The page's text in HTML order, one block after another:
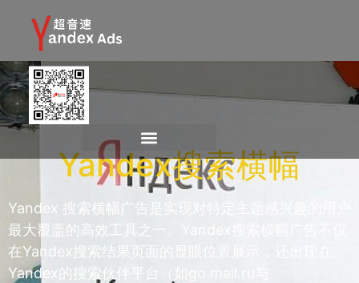
Yandex搜索横幅
Yandex 搜索横幅广告是实现对特定主题感兴趣的用户
最大覆盖的高效工具之一。Yandex搜索横幅广告不仅
在Yandex搜索结果页面的显眼位置展示，还出现在
Yandex的搜索伙伴平台（如go.mail.ru与